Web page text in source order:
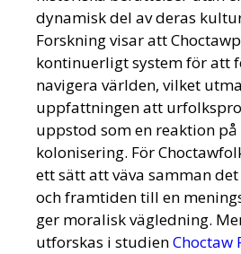
dynamisk del av deras
Forskning visar att
kontinuerligt system för att
navigera världen, vilket
uppfattningen att
uppstod som en reaktion
kolonisering. För
ett sätt att väva samman
och framtiden till en
ger moralisk vägledning.
utforskas i studienChoctaw